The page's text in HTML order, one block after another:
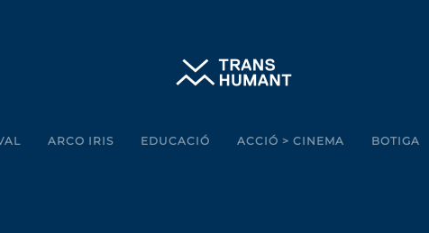
ARCO IRIS EDUCACIÓ ACCIÓ > CINEMA BOTIGA